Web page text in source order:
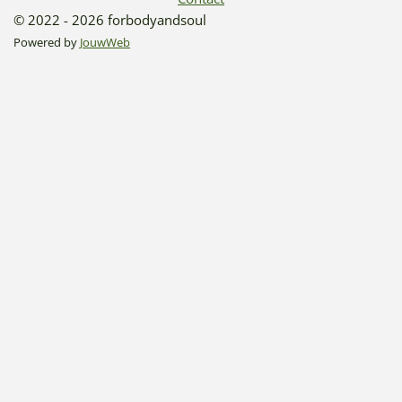
© 2022 - 2026 forbodyandsoul
Powered by JouwWeb